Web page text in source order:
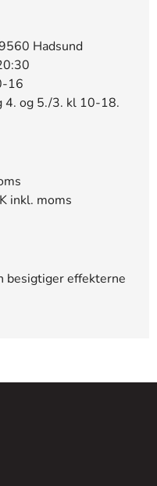
Hadsund
16
4. og 5./3. kl 10-18.
inkl. moms
besigtiger effekterne